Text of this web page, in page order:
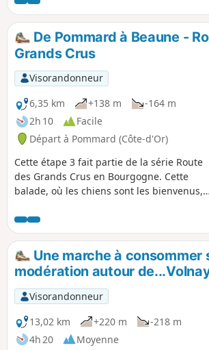
collines se succèdent pour accueillir le
vignoble des Hautes Côtes de Beaune.
Sur un sol calcaire, je vous propose de
découvrir, à travers des vignes, ces
beaux paysages.
De Pommard à Beaune -
Grands Crus
Visorandonneur
6,35 km
+138 m
-164 m
2h 10
Facile
Départ à Pommard (Côte-d'Or)
Cette étape 3 fait partie de la série Route
des Grands Crus en Bourgogne. Cette
balade, où les chiens sont les bienvenus,
les collines à travers les vignobles et les
bois, pour finir dans la banlieue de
dans le charmant parc de la Bouzaise. Si tu
le souhaites, tu peux faire une boucle
pour revenir au point de départ.
Une marche à consommer
modération autour
Visorandonneur
13,02 km
+220 m
-218 m
4h 20
Moyenne